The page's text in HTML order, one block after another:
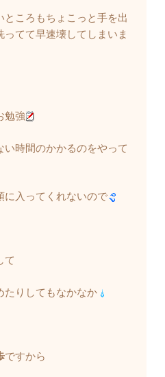
ころもちょこっと手を出
ってて早速壊してしまいま
勉強
時間のかかるのをやって
に入ってくれないので
て
たりしてもなかなか
ですから